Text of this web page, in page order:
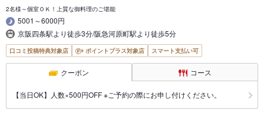
2名様～個室ＯＫ！上質な御料理のご堪能
5001～6000円
京阪四条駅より徒歩3分/阪急河原町駅より徒歩5分
口コミ投稿特典対象店 ポイントプラス対象店 スマート支払い可
クーポン コース
【当日OK】人数×500円OFF ※ご予約の際にお申し付けください。